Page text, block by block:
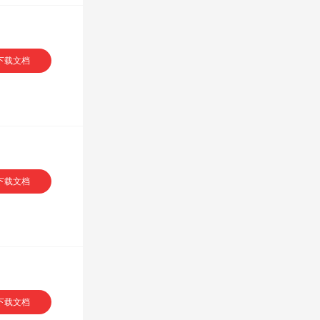
载文档
载文档
载文档